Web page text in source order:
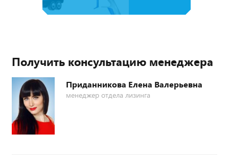
Получить консультацию менеджера
Приданникова Елена Валерьевна
менеджер отдела лизинга